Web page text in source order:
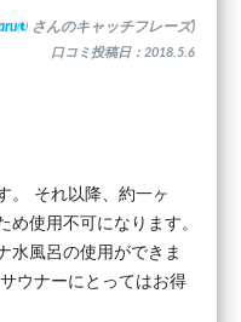
さんのキャッチフレーズ)
口コミ投稿日：2018.5.6
。 それ以降、約一ヶ
め使用不可になります。
水風呂の使用ができま
ウナーにとってはお得